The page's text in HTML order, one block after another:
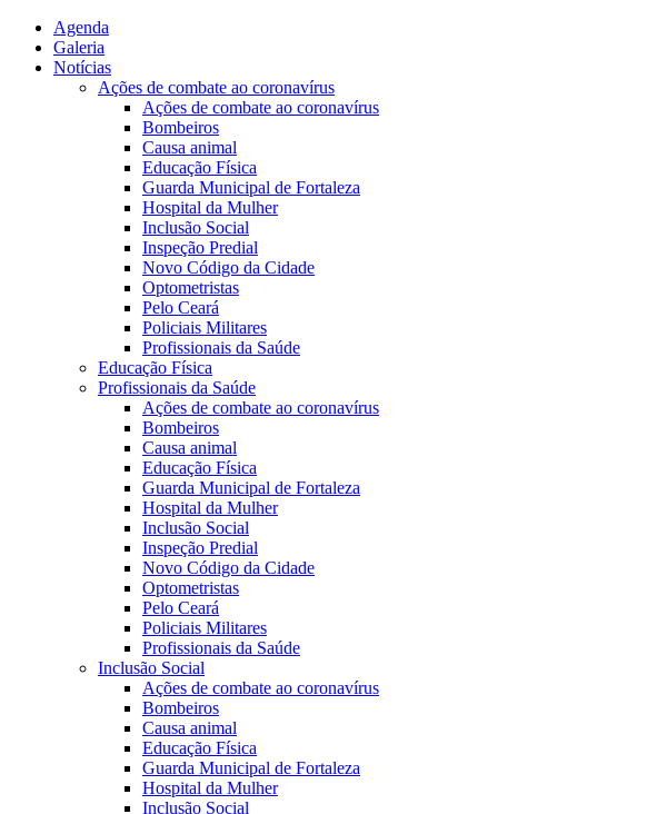
Agenda
Galeria
Notícias
Ações de combate ao coronavírus
Ações de combate ao coronavírus
Bombeiros
Causa animal
Educação Física
Guarda Municipal de Fortaleza
Hospital da Mulher
Inclusão Social
Inspeção Predial
Novo Código da Cidade
Optometristas
Pelo Ceará
Policiais Militares
Profissionais da Saúde
Educação Física
Profissionais da Saúde
Ações de combate ao coronavírus
Bombeiros
Causa animal
Educação Física
Guarda Municipal de Fortaleza
Hospital da Mulher
Inclusão Social
Inspeção Predial
Novo Código da Cidade
Optometristas
Pelo Ceará
Policiais Militares
Profissionais da Saúde
Inclusão Social
Ações de combate ao coronavírus
Bombeiros
Causa animal
Educação Física
Guarda Municipal de Fortaleza
Hospital da Mulher
Inclusão Social